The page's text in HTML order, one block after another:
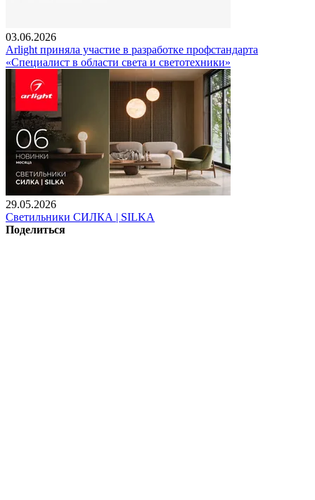
03.06.2026
Arlight приняла участие в разработке профстандарта
«Специалист в области света и светотехники»
29.05.2026
Светильники СИЛКА | SILKA
Поделиться